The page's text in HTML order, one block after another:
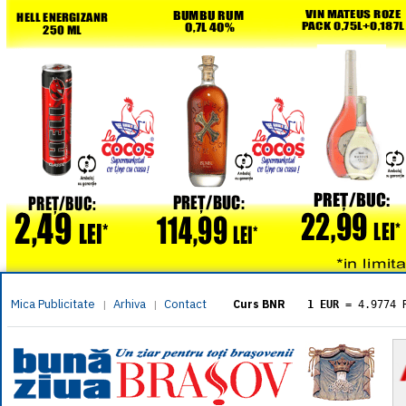
Mica Publicitate | Arhiva | Contact Curs BNR 1 EUR = 4.9774
= 5.8304
1 XAU= 464.4611
1 AED= 1.1933
1 AUD= 2.7957
1 BGN= 2.5449